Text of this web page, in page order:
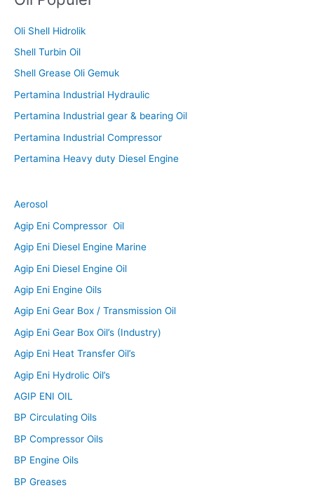
Oli Shell Hidrolik
Shell Turbin Oil
Shell Grease Oli Gemuk
Pertamina Industrial Hydraulic
Pertamina Industrial gear & bearing Oil
Pertamina Industrial Compressor
Pertamina Heavy duty Diesel Engine
Aerosol
Agip Eni Compressor Oil
Agip Eni Diesel Engine Marine
Agip Eni Diesel Engine Oil
Agip Eni Engine Oils
Agip Eni Gear Box / Transmission Oil
Agip Eni Gear Box Oil’s (Industry)
Agip Eni Heat Transfer Oil’s
Agip Eni Hydrolic Oil’s
AGIP ENI OIL
BP Circulating Oils
BP Compressor Oils
BP Engine Oils
BP Greases